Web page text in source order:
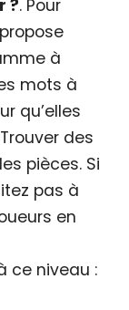
?. Pour
à
mots à
qu’elles
des
pièces. Si
pas à
en
ce niveau :